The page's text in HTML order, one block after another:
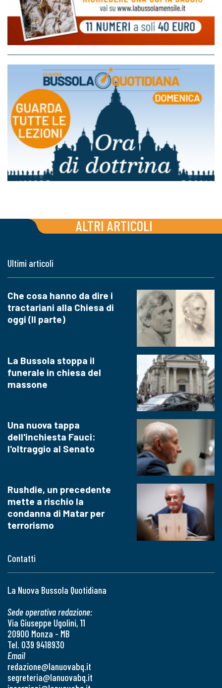
ALTRI ARTICOLI
Contatti
La Nuova Bussola Quotidiana
Sede operativa redazione:
Via Giuseppe Ugolini, 11
20900 Monza - MB
Tel. 039 9418930
Email
redazione@lanuovabq.it
segreteria@lanuovabq.it
Ultimi articoli
Che cosa hanno da dire i
tractariani alla Chiesa di
oggi (II parte)
La Bussola stoppa il
funerale in chiesa del
massone
Una nuova tappa
dell'inchiesta Fauci:
l'oltraggio al Senato
Rushdie, un precedente
mette a rischio la
condanna di Matar per
terrorismo